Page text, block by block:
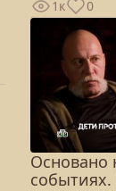
1к
0
Основано